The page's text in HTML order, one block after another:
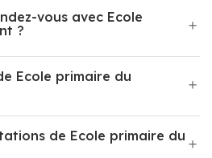
vous avec Ecole
?
Ecole primaire du
de Ecole primaire du